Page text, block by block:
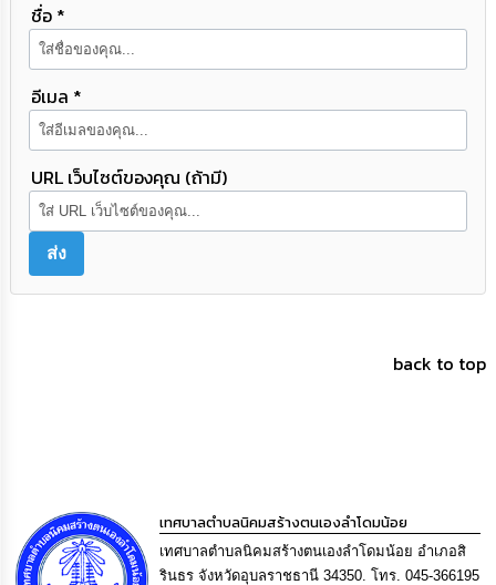
ชื่อ *
อีเมล *
URL เว็บไซต์ของคุณ (ถ้ามี)
back to top
เทศบาลตำบลนิคมสร้างตนเองลำโดมน้อย
เทศบาลตำบลนิคมสร้างตนเองลำโดมน้อย อำเภอสิ
รินธร จังหวัดอุบลราชธานี 34350. โทร. 045-366195